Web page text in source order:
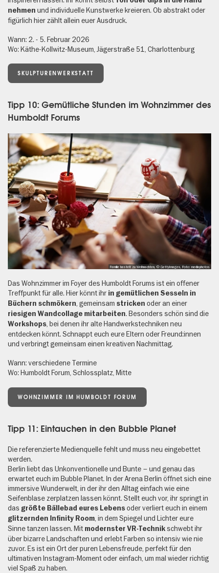
nehmen und individuelle Kunstwerke kreieren. Ob abstrakt oder
figürlich hier zählt allein euer Ausdruck.
Wann: 2. - 5. Februar 2026
Wo: Käthe-Kollwitz-Museum, Jägerstraße 51, Charlottenburg
SKULPTURENWERKSTATT
Tipp 10: Gemütliche Stunden im Wohnzimmer des
Humboldt Forums
Familie bastelt zu Weihnachten, © GettyImages, Foto: mediaphotos
Das Wohnzimmer im Foyer des Humboldt Forums ist ein offener
Treffpunkt für alle. Hier könnt ihr in gemütlichen Sesseln in
Büchern schmökern, gemeinsam stricken oder an einer
riesigen Wandcollage mitarbeiten. Besonders schön sind die
Workshops, bei denen ihr alte Handwerkstechniken neu
entdecken könnt. Schnappt euch eure Eltern oder Freund:innen
und verbringt gemeinsam einen kreativen Nachmittag.
Wann: verschiedene Termine
Wo: Humboldt Forum, Schlossplatz, Mitte
WOHNZIMMER IM HUMBOLDT FORUM
Tipp 11: Eintauchen in den Bubble Planet
Die referenzierte Medienquelle fehlt und muss neu eingebettet
werden.
Berlin liebt das Unkonventionelle und Bunte – und genau das
erwartet euch im Bubble Planet. In der Arena Berlin öffnet sich eine
immersive Wunderwelt, in der ihr den Alltag einfach wie eine
Seifenblase zerplatzen lassen könnt. Stellt euch vor, ihr springt in
das größte Bällebad eures Lebensoder verliert euch in einem
glitzernden Infinity Room, in dem Spiegel und Lichter eure
Sinne tanzen lassen. Mit modernster VR-Technik schwebt ihr
über bizarre Landschaften und erlebt Farben so intensiv wie nie
zuvor. Es ist ein Ort der puren Lebensfreude, perfekt für den
ultimativen Instagram-Moment oder einfach, um mal wieder richtig
viel Spaß zu haben.